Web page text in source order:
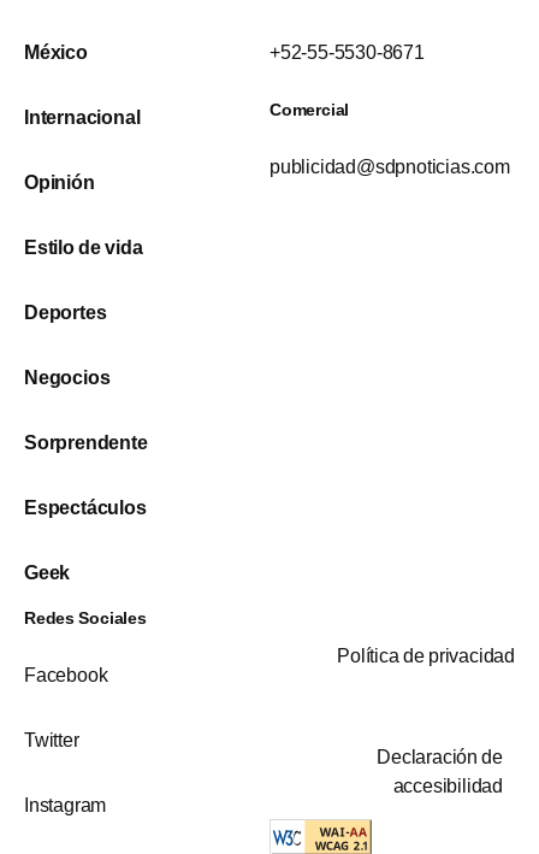
México
Internacional
Opinión
Estilo de vida
Deportes
Negocios
Sorprendente
Espectáculos
Geek
+52-55-5530-8671
Comercial
publicidad@sdpnoticias.com
Redes Sociales
Facebook
Twitter
Instagram
Política de privacidad
Declaración de
accesibilidad